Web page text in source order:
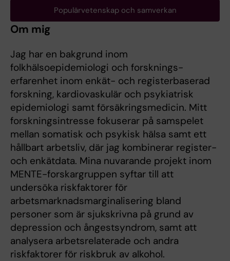
Populärvetenskap och samverkan
Om mig
Jag har en bakgrund inom
folkhälsoepidemiologi och forsknings­
erfarenhet inom enkät- och registerbaserad
forskning, kardiovaskulär och psykiatrisk
epidemiologi samt försäkringsmedicin. Mitt
forskningsintresse fokuserar på samspelet
mellan somatisk och psykisk hälsa samt ett
hållbart arbetsliv, där jag kombinerar register-
och enkätdata. Mina nuvarande projekt inom
MENTE-forskargruppen syftar till att
undersöka riskfaktorer för
arbetsmarknadsmarginalisering bland
personer som är sjukskrivna på grund av
depression och ångestsyndrom, samt att
analysera arbetsrelaterade och andra
riskfaktorer för riskbruk av alkohol.